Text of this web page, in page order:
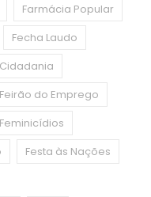
Farmácia Popular
Fecha Laudo
Feirão do Emprego
Feminicídios
Festa às Nações